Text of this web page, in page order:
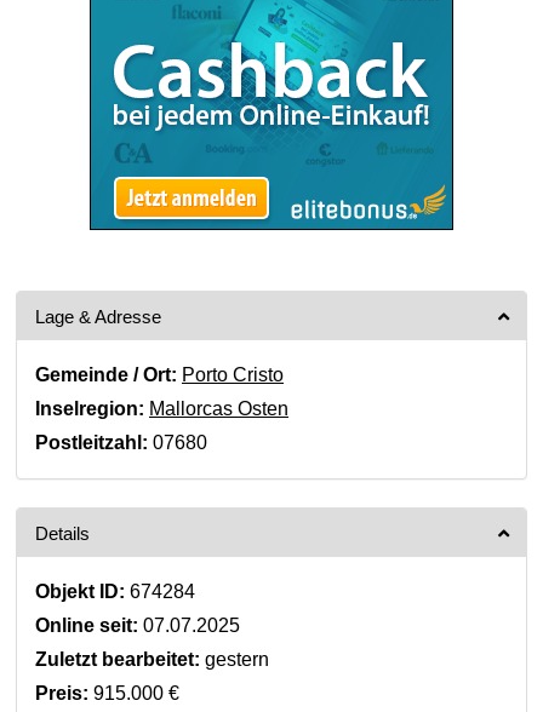
Lage & Adresse
Gemeinde / Ort: Porto Cristo
Inselregion: Mallorcas Osten
Postleitzahl: 07680
Details
Objekt ID: 674284
Online seit: 07.07.2025
Zuletzt bearbeitet: gestern
Preis: 915.000 €